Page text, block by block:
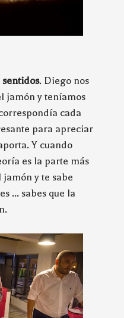
sentidos. Diego nos
jamón y teníamos
cada
para apreciar
Y cuando
es la parte más
jamón y te sabe
... sabes que la